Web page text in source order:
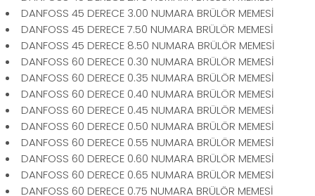
DANFOSS 45 DERECE 3.00 NUMARA BRÜLÖR MEMESİ
DANFOSS 45 DERECE 7.50 NUMARA BRÜLÖR MEMESİ
DANFOSS 45 DERECE 8.50 NUMARA BRÜLÖR MEMESİ
DANFOSS 60 DERECE 0.30 NUMARA BRÜLÖR MEMESİ
DANFOSS 60 DERECE 0.35 NUMARA BRÜLÖR MEMESİ
DANFOSS 60 DERECE 0.40 NUMARA BRÜLÖR MEMESİ
DANFOSS 60 DERECE 0.45 NUMARA BRÜLÖR MEMESİ
DANFOSS 60 DERECE 0.50 NUMARA BRÜLÖR MEMESİ
DANFOSS 60 DERECE 0.55 NUMARA BRÜLÖR MEMESİ
DANFOSS 60 DERECE 0.60 NUMARA BRÜLÖR MEMESİ
DANFOSS 60 DERECE 0.65 NUMARA BRÜLÖR MEMESİ
DANFOSS 60 DERECE 0.75 NUMARA BRÜLÖR MEMESİ